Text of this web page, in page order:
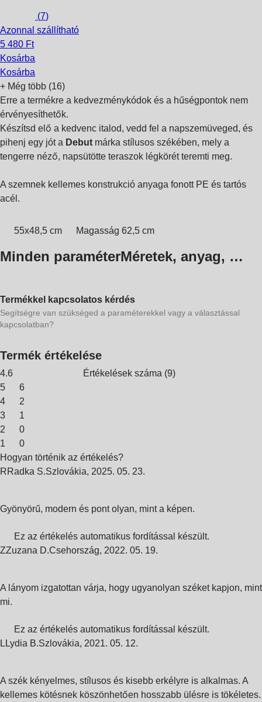
(7)
Azonnal szállítható
5 480 Ft
Kosárba
Kosárba
+ Még több (16)
Erre a termékre a kedvezménykódok és a hűségpontok nem
érvényesíthetők.
Készítsd elő a kedvenc italod, vedd fel a napszemüveged, és
pihenj egy jót a Debut márka stílusos székében, mely a
tengerre néző, napsütötte teraszok légkörét teremti meg.
A szemnek kellemes konstrukció anyaga fonott PE és tartós
acél.
55x48,5 cm Magasság 62,5 cm
Minden paraméterMéretek, anyag, …
Termékkel kapcsolatos kérdés
Segítségre van szükséged a paraméterekkel vagy a választással
kapcsolatban?
Termék értékelése
4.6 Értékelések száma (9)
5
6
4
2
3
1
2
0
1
0
Hogyan történik az értékelés?
RRadka S.Szlovákia, 2025. 05. 23.
Gyönyörű, modern és pont olyan, mint a képen.
Ez az értékelés automatikus fordítással készült.
ZZuzana D.Csehország, 2022. 05. 19.
A lányom izgatottan várja, hogy ugyanolyan széket kapjon, mint
mi.
Ez az értékelés automatikus fordítással készült.
LLydia B.Szlovákia, 2021. 05. 12.
A szék kényelmes, stílusos és kisebb erkélyre is alkalmas. A
kellemes kötésnek köszönhetően hosszabb ülésre is tökéletes.